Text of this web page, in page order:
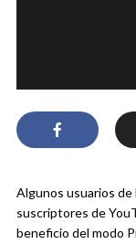
Algunos usuarios de
suscriptores de
beneficio del modo